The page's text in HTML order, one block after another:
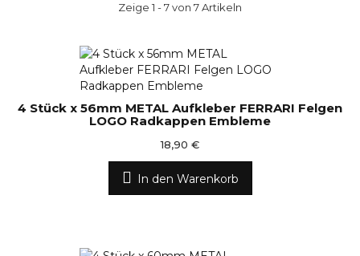
Zeige 1 - 7 von 7 Artikeln
4 Stück x 56mm METAL Aufkleber FERRARI Felgen
LOGO Radkappen Embleme
18,90 €
In den Warenkorb